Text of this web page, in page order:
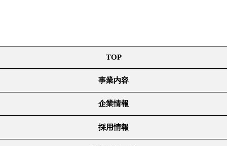
TOP
事業内容
企業情報
採用情報